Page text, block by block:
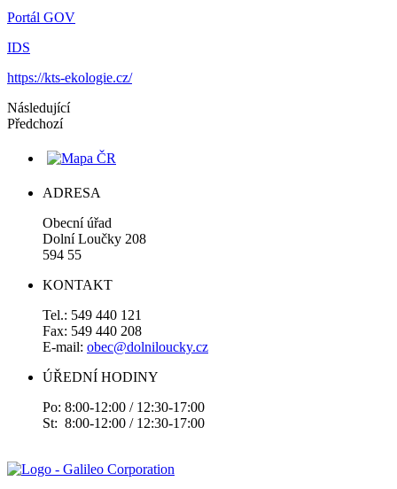
Portál GOV
IDS
https://kts-ekologie.cz/
Následující
Předchozí
ADRESA
Obecní úřad
Dolní Loučky 208
594 55
KONTAKT
Tel.: 549 440 121
Fax: 549 440 208
E-mail: obec@dolniloucky.cz
ÚŘEDNÍ HODINY
Po: 8:00-12:00 / 12:30-17:00
St: 8:00-12:00 / 12:30-17:00